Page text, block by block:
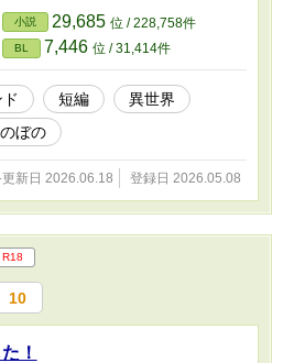
小説 29,685 位 / 228,758件
BL 7,446 位 / 31,414件
短編
異世界
ぼの
新日 2026.06.18 登録日 2026.05.08
R18
10
！